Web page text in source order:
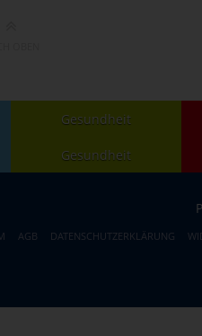
Gesundheit
Gesundheit
AGB DATENSCHUTZERKLÄRUNG